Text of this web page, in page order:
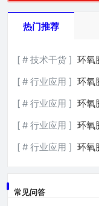
热门推荐
[ # 技术干货 ] 环氧胶
[ # 行业应用 ] 环氧
[ # 行业应用 ] 环氧
[ # 行业应用 ] 环氧
[ # 行业应用 ] 环氧
常见问答